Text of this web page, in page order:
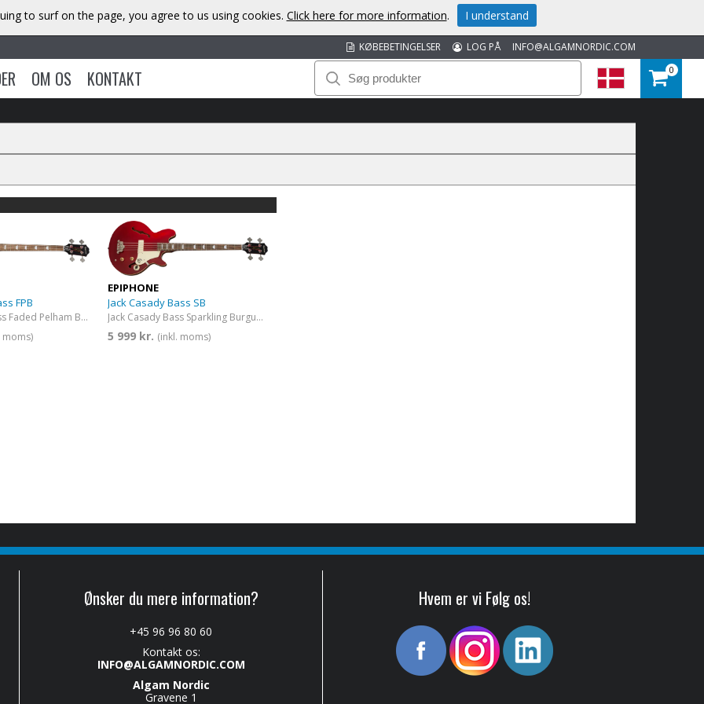
INFO@ALGAMNORDIC.COM
LOG PÅ
KØBEBETINGELSER
OM OS KONTAKT 0
FPB
Jack Casady Bass Faded Pelham Blue
moms)
EPIPHONE
Jack Casady Bass SB
Jack Casady Bass Sparkling Burgundy
5 999 kr. (inkl. moms)
Ønsker du mere information?
+45 96 96 80 60
Kontakt os:
INFO@ALGAMNORDIC.COM
Algam Nordic
Gravene 1
Hvem er vi Følg os!
to surf on the page, you agree to us using cookies. Click here for more information. I understand